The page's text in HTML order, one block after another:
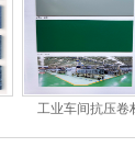
工业车间抗压卷